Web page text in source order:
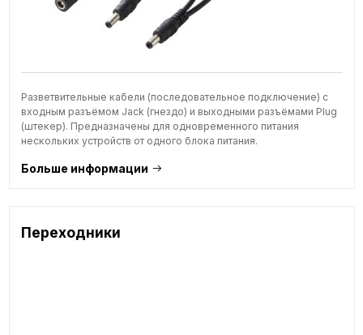
Разветвительные кабели (последовательное подключение) с
входным разъёмом Jack (гнездо) и выходными разъёмами Plug
(штекер). Предназначены для одновременного питания
нескольких устройств от одного блока питания.
Больше информации
Переходники